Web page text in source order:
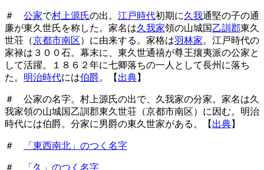
＃ 公家で村上源氏の出。 江戸時代初期に久我通堅の子の通
廉が東久世氏を称した。家名は久我家領の山城国乙訓郡東久
世荘（京都市南区）に由来する。家格は羽林家。江戸時代の
家禄は３００石。幕末に、東久世通禧が尊王攘夷派の公家と
して活躍。１８６２年に七卿落ちの一人として長州に落ち
た。 明治時代には伯爵。【 出典】
＃ 公家の名字。村上源氏の出で、久我家の分家。家名は久
我家領の山城国乙訓郡東久世荘（京都市南区）に因む。明治
時代には伯爵。分家に男爵の東久世家がある。【 出典】
＃ 「東西南北」のつく名字
＃ 「久」のつく名字